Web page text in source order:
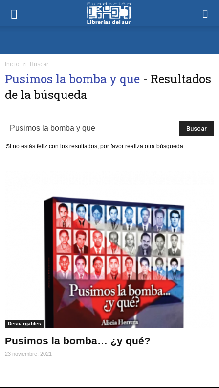
Inicio Buscar
Pusimos la bomba y que - Resultados
de la búsqueda
Si no estás feliz con los resultados, por favor realiza otra búsqueda
Descargables
Pusimos la bomba… ¿y qué?
23 noviembre, 2021